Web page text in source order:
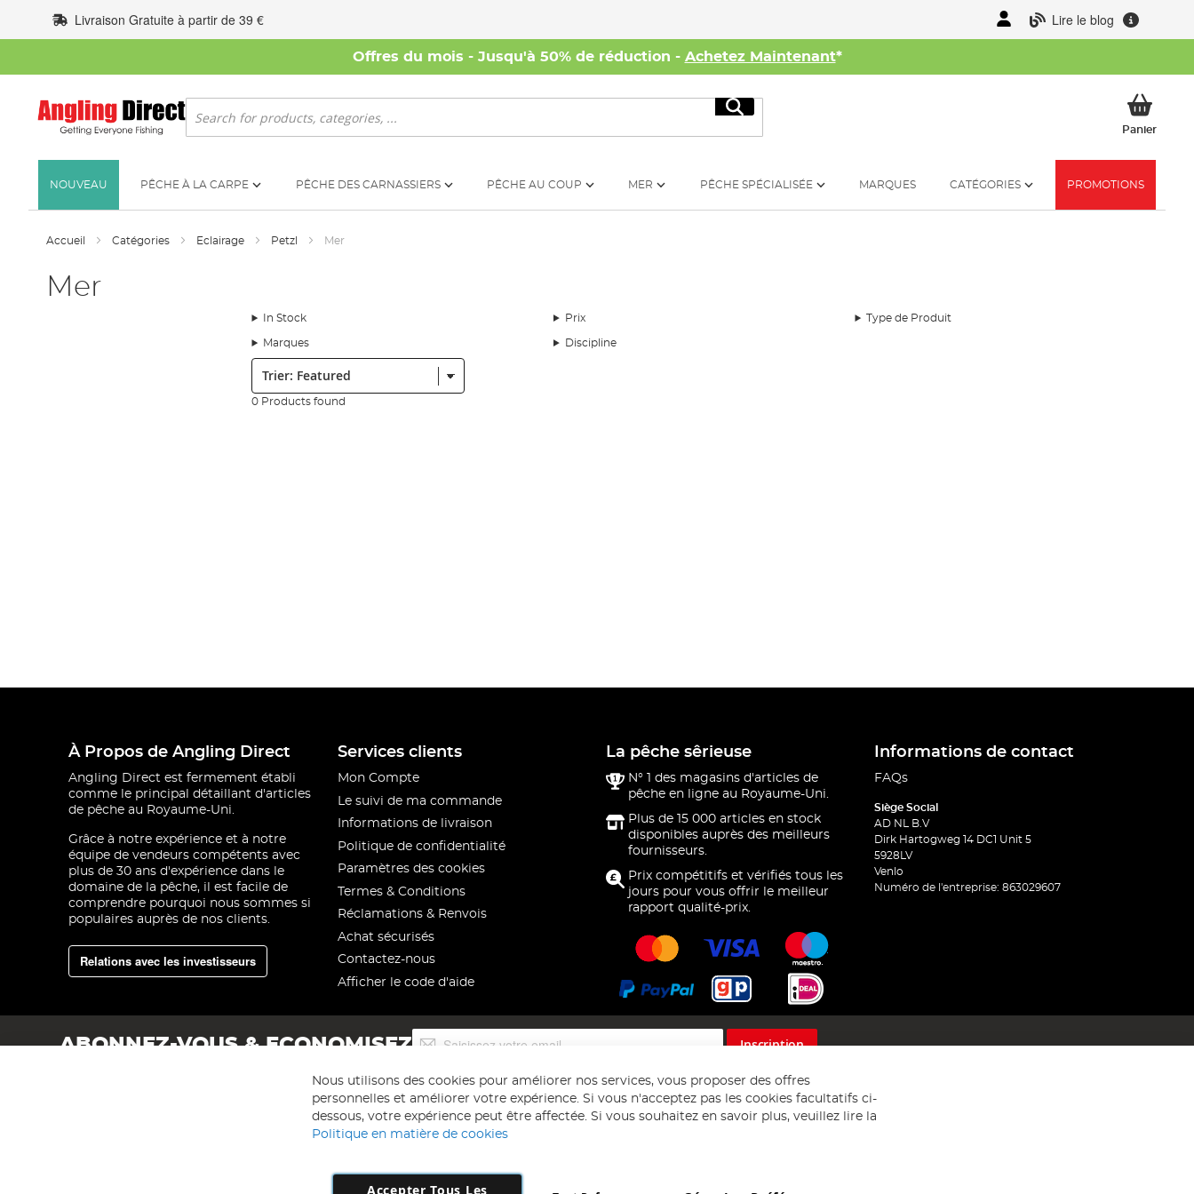
au
contenu
Lire le blog
Livraison Gratuite à partir de 39 €
Offres du mois - Jusqu'à 50% de réduction - Achetez Maintenant*
Rechercher
Rechercher
PanierMon
NOUVEAU PÊCHE À LA CARPE PÊCHE DES CARNASSIERS PÊCHE AU COUP MER PÊCHE SPÉCIALISÉE MARQUES CATÉGORIES PROMOTIONS
Accueil Catégories Eclairage Petzl Mer
Mer
In Stock Prix Type de Produit
Marques Discipline
Trier:
0 Products found
À Propos de Angling Direct
Angling Direct est fermement établi
comme le principal détaillant d'articles
de pêche au Royaume-Uni.
Grâce à notre expérience et à notre
équipe de vendeurs compétents avec
plus de 30 ans d'expérience dans le
domaine de la pêche, il est facile de
comprendre pourquoi nous sommes si
populaires auprès de nos clients.
Relations avec les investisseurs
Services clients
Mon Compte
Le suivi de ma commande
Informations de livraison
Politique de confidentialité
Paramètres des cookies
Termes & Conditions
Réclamations & Renvois
Achat sécurisés
Contactez-nous
Afficher le code d'aide
La pêche sêrieuse
N° 1 des magasins d'articles de
pêche en ligne au Royaume-Uni.
Plus de 15 000 articles en stock
disponibles auprès des meilleurs
fournisseurs.
Prix compétitifs et vérifiés tous les
jours pour vous offrir le meilleur
rapport qualité-prix.
Informations de contact
FAQs
Siège Social
AD NL B.V
Dirk Hartogweg 14 DC1 Unit 5
5928LV
Venlo
Numéro de l'entreprise: 863029607
ABONNEZ-VOUS & ECONOMISEZ
lettre
d’information
:
Inscription
Nous utilisons des cookies pour améliorer nos services, vous proposer des offres
personnelles et améliorer votre expérience. Si vous n'acceptez pas les cookies facultatifs ci-
dessous, votre expérience peut être affectée. Si vous souhaitez en savoir plus, veuillez lire la
Politique en matière de cookies
Accepter Tous Les